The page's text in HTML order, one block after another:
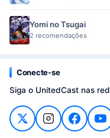
Yomi no Tsugai
2 recomendações
Conecte-se
Siga o UnitedCast nas